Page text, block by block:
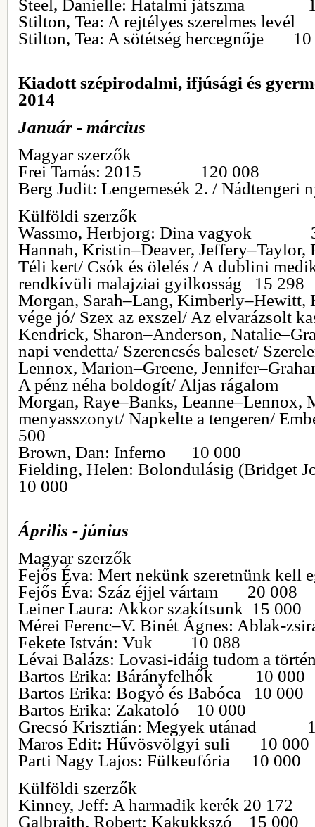
Steel, Danielle: Hatalmi játszma
Stilton, Tea: A rejtélyes szerelmes
Stilton, Tea: A sötétség hercegnője 10
Kiadott szépirodalmi, ifjúsági és
2014
Január - március
Magyar szerzők
Frei Tamás: 2015 120 008
Berg Judit: Lengemesék 2. /
Külföldi szerzők
Wassmo, Herbjorg: Dina vagyok
Hannah, Kristin–Deaver,
Téli kert/ Csók és ölelés / A dublini
rendkívüli malajziai gyilkosság 15 298
Morgan, Sarah–Lang, Kimberly–Hewitt,
vége jó/ Szex az exszel/ Az elvarázsolt
Kendrick, Sharon–Anderson,
napi vendetta/ Szerencsés baleset/
Lennox, Marion–Greene,
A pénz néha boldogít/ Aljas
Morgan, Raye–Banks, Leanne–Lennox,
menyasszonyt/ Napkelte a
500
Brown, Dan: Inferno 10 000
Fielding, Helen: Bolondulásig
10 000
Április - június
Magyar szerzők
Fejős Éva: Mert nekünk szeretnünk
Fejős Éva: Száz éjjel vártam 20 008
Leiner Laura: Akkor szakítsunk 15 000
Mérei Ferenc–V. Binét Ágnes: Ablak-
Fekete István: Vuk 10 088
Lévai Balázs: Lovasi-idáig tudom a
Bartos Erika: Bárányfelhők 10 000
Bartos Erika: Bogyó és Babóca 10 000
Bartos Erika: Zakatoló 10 000
Grecsó Krisztián: Megyek utánad
Maros Edit: Hűvösvölgyi suli 10 000
Parti Nagy Lajos: Fülkeufória 10 000
Külföldi szerzők
Kinney, Jeff: A harmadik kerék 20 172
Galbraith, Robert: Kakukkszó 15 000